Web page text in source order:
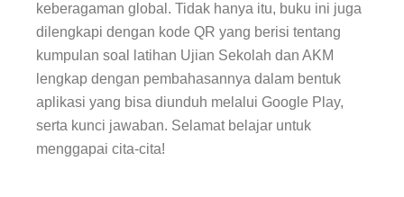
keberagaman global. Tidak hanya itu, buku ini juga
dilengkapi dengan kode QR yang berisi tentang
kumpulan soal latihan Ujian Sekolah dan AKM
lengkap dengan pembahasannya dalam bentuk
aplikasi yang bisa diunduh melalui Google Play,
serta kunci jawaban. Selamat belajar untuk
menggapai cita-cita!